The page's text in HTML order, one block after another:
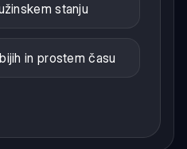
stanju
in prostem času